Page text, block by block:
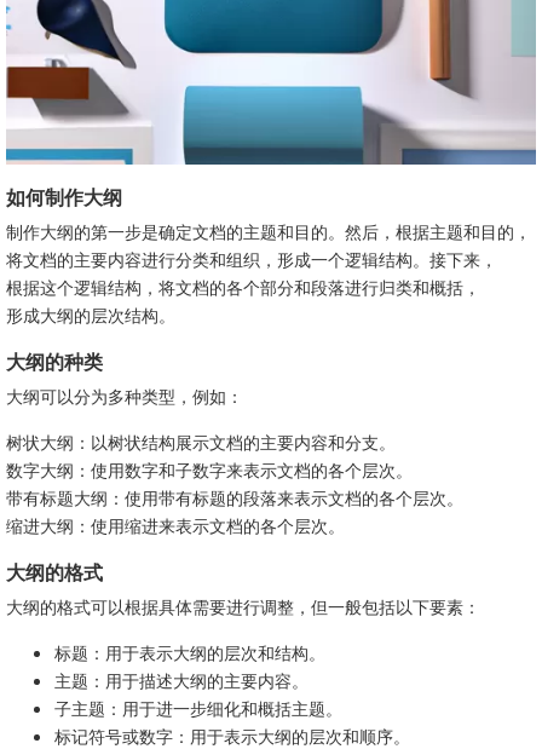
如何制作大纲
制作大纲的第一步是确定文档的主题和目的。然后，根据主题和目的，
将文档的主要内容进行分类和组织，形成一个逻辑结构。接下来，
根据这个逻辑结构，将文档的各个部分和段落进行归类和概括，
形成大纲的层次结构。
大纲的种类
大纲可以分为多种类型，例如：
树状大纲：以树状结构展示文档的主要内容和分支。
数字大纲：使用数字和子数字来表示文档的各个层次。
带有标题大纲：使用带有标题的段落来表示文档的各个层次。
缩进大纲：使用缩进来表示文档的各个层次。
大纲的格式
大纲的格式可以根据具体需要进行调整，但一般包括以下要素：
标题：用于表示大纲的层次和结构。
主题：用于描述大纲的主要内容。
子主题：用于进一步细化和概括主题。
标记符号或数字：用于表示大纲的层次和顺序。